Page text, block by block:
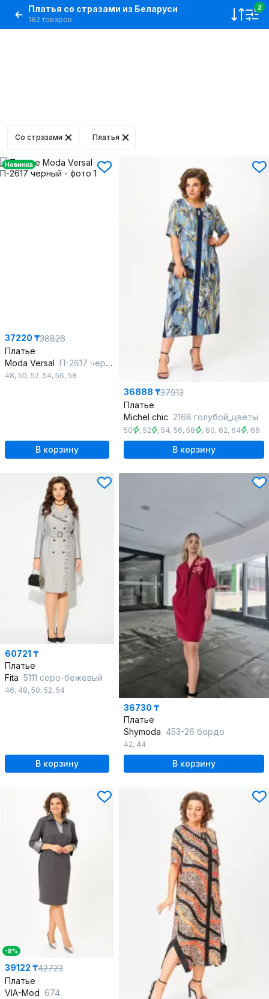
Платья со стразами из Беларуси
182 товаров
2
Со стразами Платья
Новинка
37220 ₸38826
Платье
Moda Versal П-2617 черный
48, 50, 52, 54, 56, 58
В корзину
36888 ₸37913
Платье
Michel chic 2168 голубой_цветы
50 , 52 , 54, 56, 58 , 60, 62, 64 , 66
В корзину
60721 ₸
Платье
Fita 5111 серо-бежевый
46, 48, 50, 52, 54
В корзину
36730 ₸
Платье
Shymoda 453-26 бордо
42, 44
В корзину
-8%
39122 ₸42723
Платье
VIA-Mod 674